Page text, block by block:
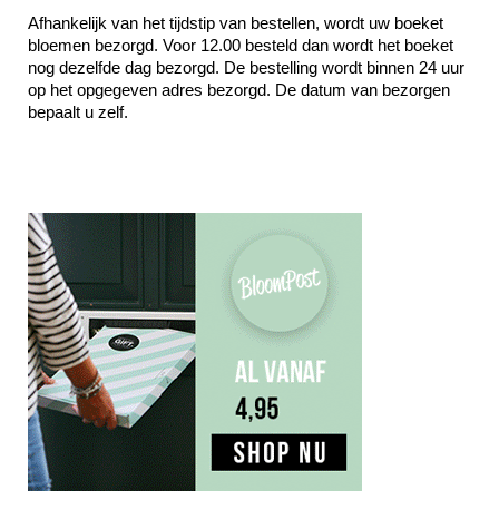
Afhankelijk van het tijdstip van bestellen, wordt uw boeket
bloemen bezorgd. Voor 12.00 besteld dan wordt het boeket
nog dezelfde dag bezorgd. De bestelling wordt binnen 24 uur
op het opgegeven adres bezorgd. De datum van bezorgen